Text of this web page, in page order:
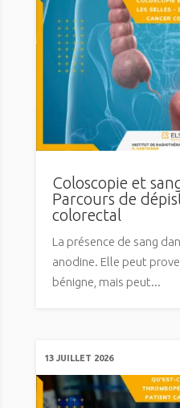
Coloscopie et
Parcours de
colorectal
La présence de sang
anodine. Elle peut
bénigne, mais peut...
13 JUILLET 2026